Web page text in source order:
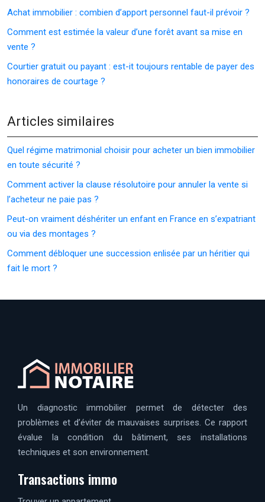
Achat immobilier : combien d’apport personnel faut-il prévoir ?
Comment est estimée la valeur d’une forêt avant sa mise en
vente ?
Courtier gratuit ou payant : est-it toujours rentable de payer des
honoraires de courtage ?
Articles similaires
Quel régime matrimonial choisir pour acheter un bien immobilier
en toute sécurité ?
Comment activer la clause résolutoire pour annuler la vente si
l’acheteur ne paie pas ?
Peut-on vraiment déshériter un enfant en France en s’expatriant
ou via des montages ?
Comment débloquer une succession enlisée par un héritier qui
fait le mort ?
Un diagnostic immobilier permet de détecter des
problèmes et d’éviter de mauvaises surprises. Ce rapport
évalue la condition du bâtiment, ses installations
techniques et son environnement.
Transactions immo